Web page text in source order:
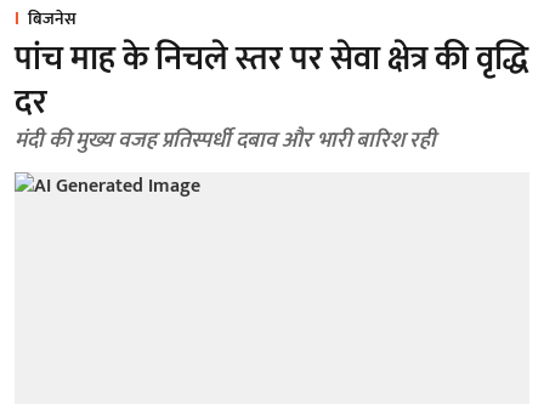
बिजनेस
पांच माह के निचले स्तर पर सेवा क्षेत्र की वृद्धि
दर
मंदी की मुख्य वजह प्रतिस्पर्धी दबाव और भारी बारिश रही